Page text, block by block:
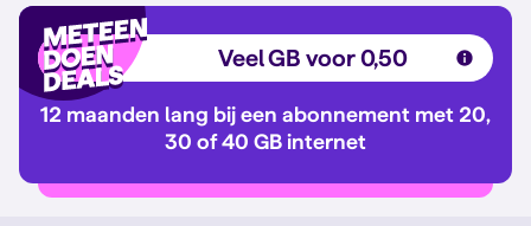
Veel GB voor 0,50
12 maanden lang bij een abonnement met 20,
30 of 40 GB internet